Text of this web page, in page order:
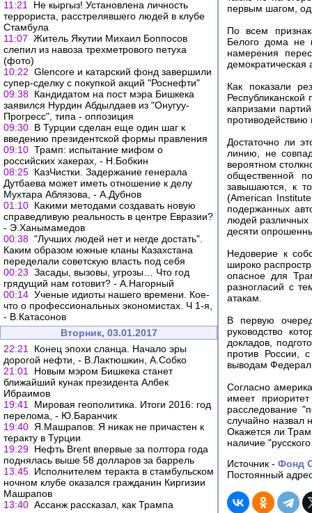
11:21
Не кыргыз! Установлена личность
террориста, расстрелявшего людей в клубе
Стамбула
11:07 Житель Якутии Михаил Боппосов
слепил из навоза трехметрового петуха
(фото)
10:22 Glencore и катарский фонд завершили
супер-сделку с покупкой акций "Роснефти"
09:38 Кандидатом на пост мэра Бишкека
заявился Нурдин Абдылдаев из "Онугуу-
Прогресс", типа - оппозиция
09:30 В Турции сделан еще один шаг к
введению президентской формы правления
09:10 Трамп: испытание мифом о
российских хакерах, - Н.Бобкин
08:25 КазЧистки. Задержание генерала
Дутбаева может иметь отношение к делу
Мухтара Аблязова, - А.Дубнов
01:10 Какими методами создавать новую
справедливую реальность в центре Евразии?
- Э.Ханымамедов
00:38 "Лучших людей нет и негде достать".
Каким образом южные кланы Казахстана
переделали советскую власть под себя
00:23 Засады, вызовы, угрозы… Что год
грядущий нам готовит? - А.Нагорный
00:14 Ученые идиоты нашего времени. Кое-
что о профессиональных экономистах. Ч 1-я,
- В.Катасонов
Вторник, 03.01.2017
22:21
Конец эпохи сланца. Начало эры
дорогой нефти, - В.Лактюшкин, А.Собко
21:01
Новым мэром Бишкека станет
ближайший кунак президента Албек
Ибраимов
19:41
Мировая геополитика. Итоги 2016: год
перелома, - Ю.Баранчик
19:40 Я.Машрапов: Я никак не причастен к
теракту в Турции
19:29 Нефть Brent впервые за полтора года
поднялась выше 58 долларов за баррель
13:45 Исполнителем теракта в стамбульском
ночном клубе оказался гражданин Киргизии
Машрапов
13:40 Ассанж рассказал, как Трампа
первым шагом,
По всем
Белого дома не
намерения
Как показали
Республиканской
капризами
Достаточно ли
линию, не
вероятном
общественной
завышаются, к
(American
подержанных
людей различных
десяти
Недоверие к
широко
опасное для
разногласий с
атакам.
В первую
руководство
докладов,
против России,
выводам
Согласно
имеет
расследование
случайно
Окажется ли
наличие
Источник - Фонд
Постоянный